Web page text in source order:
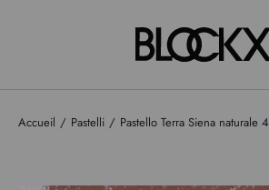
Accueil Pastelli Pastello Terra Siena naturale 4